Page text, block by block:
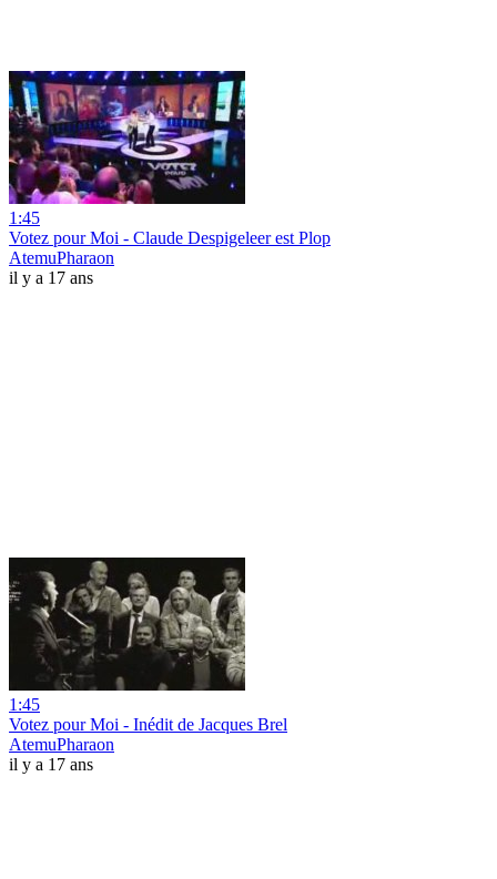
1:45
Votez pour Moi - Claude Despigeleer est Plop
AtemuPharaon
il y a 17 ans
1:45
Votez pour Moi - Inédit de Jacques Brel
AtemuPharaon
il y a 17 ans